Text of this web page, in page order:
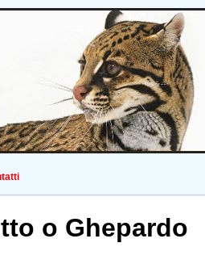
o Ghepardo